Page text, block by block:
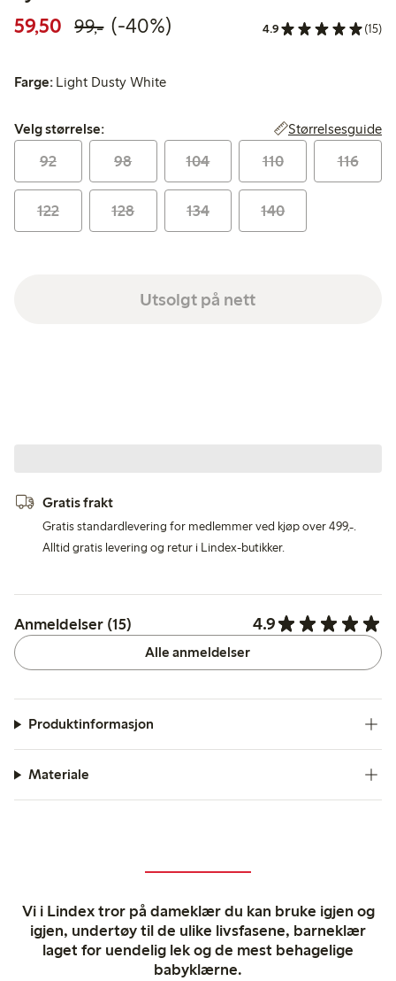
59,50 Rabattert pris: 59,50 kr
99,-Vanlig pris: 99,00 kr
40% rabatt
(-40%) 4.9 (15)
Farge: Light Dusty White
Velg størrelse:
Velg størrelse: Størrelsesguide
92 98 104 110 116
122 128 134 140
Utsolgt på nett
Gratis frakt
Gratis standardlevering for medlemmer ved kjøp over 499,-.
Alltid gratis levering og retur i Lindex-butikker.
Anmeldelser (15) 4.9
Alle anmeldelser
Produktinformasjon
Materiale
Vi i Lindex tror på dameklær du kan bruke igjen og
igjen, undertøy til de ulike livsfasene, barneklær
laget for uendelig lek og de mest behagelige
babyklærne.